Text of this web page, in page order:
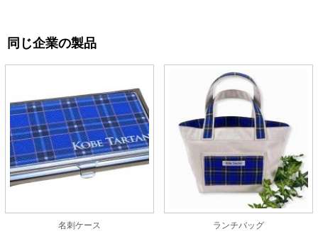
同じ企業の製品
名刺ケース ランチバッグ